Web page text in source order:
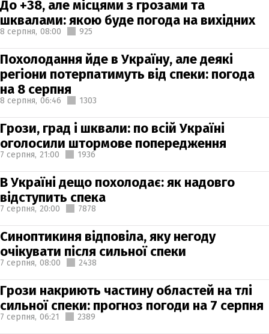
До +38, але місцями з грозами та
шквалами: якою буде погода на вихідних
8 серпня, 08:00 925
Похолодання йде в Україну, але деякі
регіони потерпатимуть від спеки: погода
на 8 серпня
8 серпня, 06:46 1303
Грози, град і шквали: по всій Україні
оголосили штормове попередження
7 серпня, 21:00 1936
В Україні дещо похолодає: як надовго
відступить спека
7 серпня, 20:00 7878
Синоптикиня відповіла, яку негоду
очікувати після сильної спеки
7 серпня, 08:00 2438
Грози накриють частину областей на тлі
сильної спеки: прогноз погоди на 7 серпня
7 серпня, 06:21 2389